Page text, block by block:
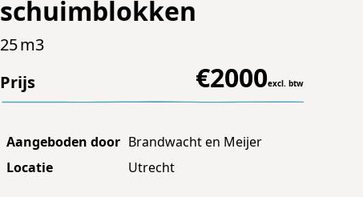
schuimblokken
25m3
Prijs
€2000excl. btw
Aangeboden door Brandwacht en Meijer
Locatie
Utrecht